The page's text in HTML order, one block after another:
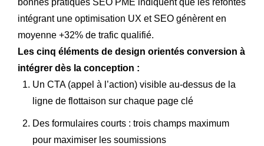
bonnes pratiques SEO PME indiquent que les refontes
intégrant une optimisation UX et SEO génèrent en
moyenne +32% de trafic qualifié.
Les cinq éléments de design orientés conversion à
intégrer dès la conception :
Un CTA (appel à l’action) visible au-dessus de la
ligne de flottaison sur chaque page clé
Des formulaires courts : trois champs maximum
pour maximiser les soumissions